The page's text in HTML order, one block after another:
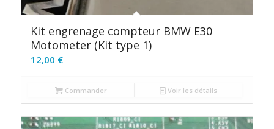
Kit engrenage compteur BMW E30
Motometer (Kit type 1)
12,00 €
Commander Voir les détails